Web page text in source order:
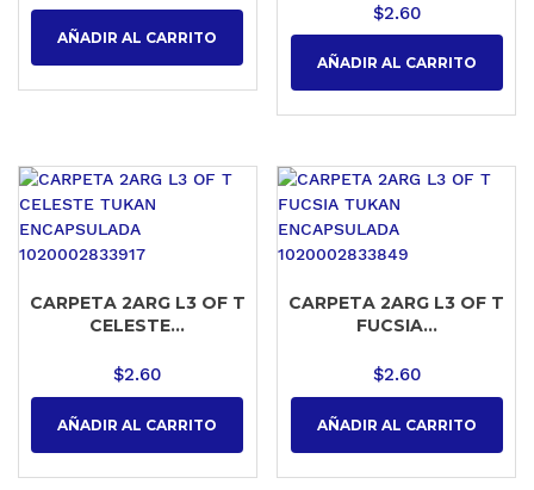
AÑADIR AL CARRITO
$2.60
AÑADIR AL CARRITO
CARPETA 2ARG L3 OF T
CELESTE...
$2.60
AÑADIR AL CARRITO
CARPETA 2ARG L3 OF T
FUCSIA...
$2.60
AÑADIR AL CARRITO